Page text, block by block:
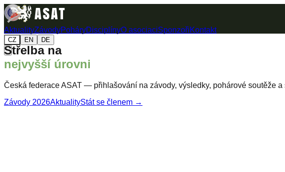
AktualityZávodyPoháryDisciplínyO asociaciSponzořiKontakt
CZ EN DE
Střelba na
nejvyšší úrovni
Česká federace ASAT — přihlašování na závody, výsledky, pohárové soutěže
Závody 2026AktualityStát se členem →